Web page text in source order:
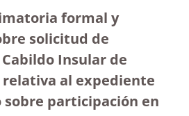
formal y
solicitud de
Insular de
al expediente
participación en